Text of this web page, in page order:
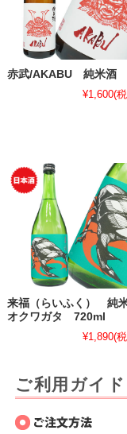
赤武/AKABU 純米酒
¥1,600(
来福（らいふく） 純
オクワガタ 720ml
¥1,890(
ご利用ガイド